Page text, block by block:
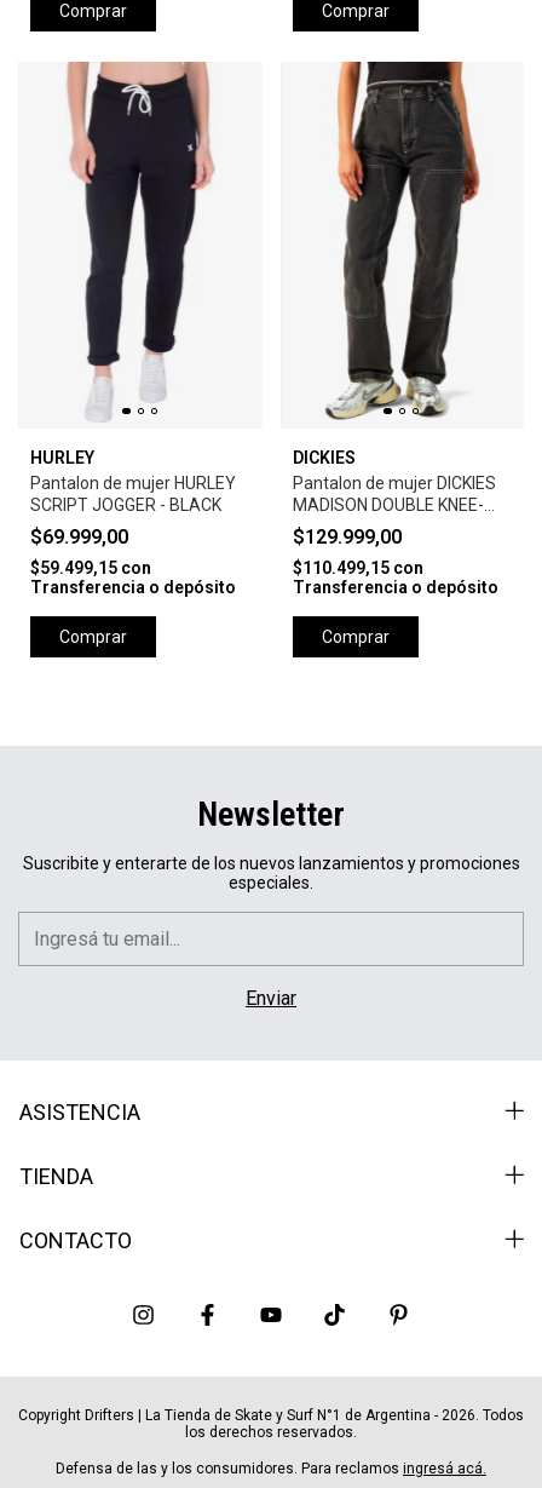
Comprar Comprar
HURLEY
Pantalon de mujer HURLEY
SCRIPT JOGGER - BLACK
$69.999,00
$59.499,15 con
Transferencia o depósito
Comprar
DICKIES
Pantalon de mujer DICKIES
MADISON DOUBLE KNEE-
DENIM VINTAGE WASH
$129.999,00
$110.499,15 con
Transferencia o depósito
Comprar
Newsletter
Suscribite y enterarte de los nuevos lanzamientos y promociones
especiales.
ASISTENCIA
TIENDA
CONTACTO
Copyright Drifters | La Tienda de Skate y Surf N°1 de Argentina - 2026. Todos
los derechos reservados.
Defensa de las y los consumidores. Para reclamos ingresá acá.